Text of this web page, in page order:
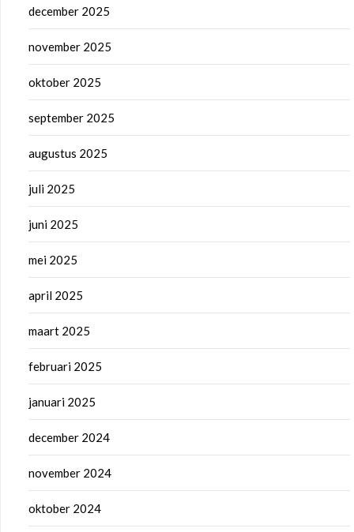
december 2025
november 2025
oktober 2025
september 2025
augustus 2025
juli 2025
juni 2025
mei 2025
april 2025
maart 2025
februari 2025
januari 2025
december 2024
november 2024
oktober 2024